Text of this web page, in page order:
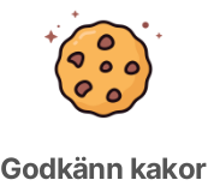
Godkänn kakor